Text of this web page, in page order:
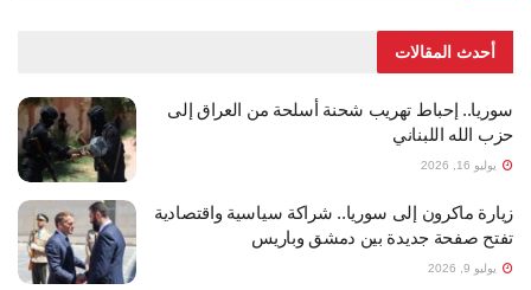
أحدث المقالات
سوريا.. إحباط تهريب شحنة أسلحة من العراق إلى
حزب الله اللبناني
يوليو 16, 2026
زيارة ماكرون إلى سوريا.. شراكة سياسية واقتصادية
تفتح صفحة جديدة بين دمشق وباريس
يوليو 9, 2026